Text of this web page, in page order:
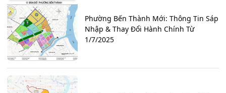
Phường Bến Thành Mới: Thông Tin Sáp
Nhập & Thay Đổi Hành Chính Từ
1/7/2025